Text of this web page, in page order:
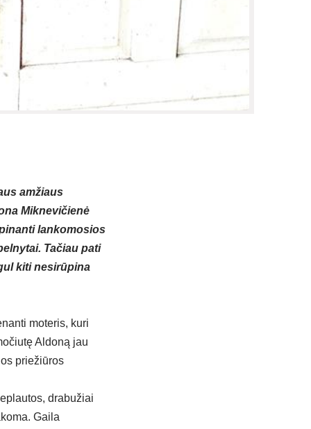
amžiaus
Miknevičienė
lankomosios
Tačiau pati
kiti nesirūpina
moteris, kuri
Aldoną jau
priežiūros
drabužiai
Gaila